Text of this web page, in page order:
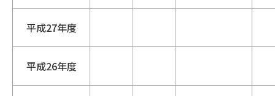
平成27年度
平成26年度